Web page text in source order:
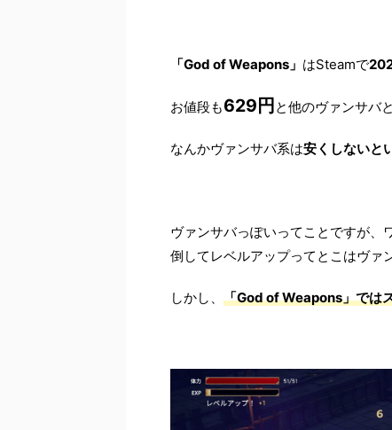
「God of Weapons」 はSteamで
お値段も629円 と他のヴァンサバ
なんかヴァンサバ系は安くしないと
ヴァンサバっぽいってことですが、
倒してレベルアップってとこはヴァ
しかし、 「God of Weapons」では